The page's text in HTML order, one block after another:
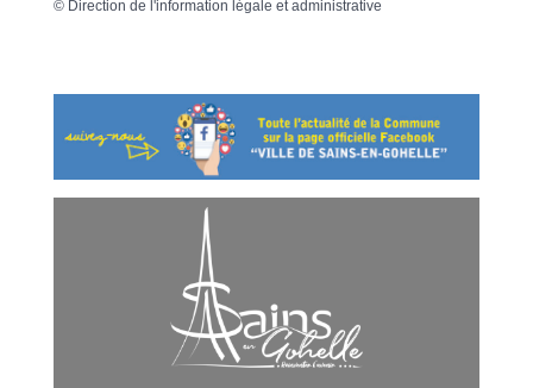
© Direction de l'information légale et administrative